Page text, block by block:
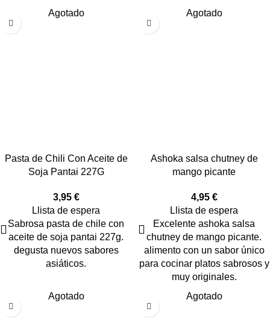
Agotado
Pasta de Chili Con Aceite de
Soja Pantai 227G
3,95 €
Llista de espera
Sabrosa pasta de chile con
aceite de soja pantai 227g.
degusta nuevos sabores
asiáticos.
Agotado
Ashoka salsa chutney de
mango picante
4,95 €
Llista de espera
Excelente ashoka salsa
chutney de mango picante.
alimento con un sabor único
para cocinar platos sabrosos y
muy originales.
Agotado
Agotado